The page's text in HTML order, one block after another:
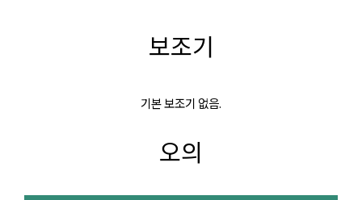
보조기
기본 보조기 없음.
오의